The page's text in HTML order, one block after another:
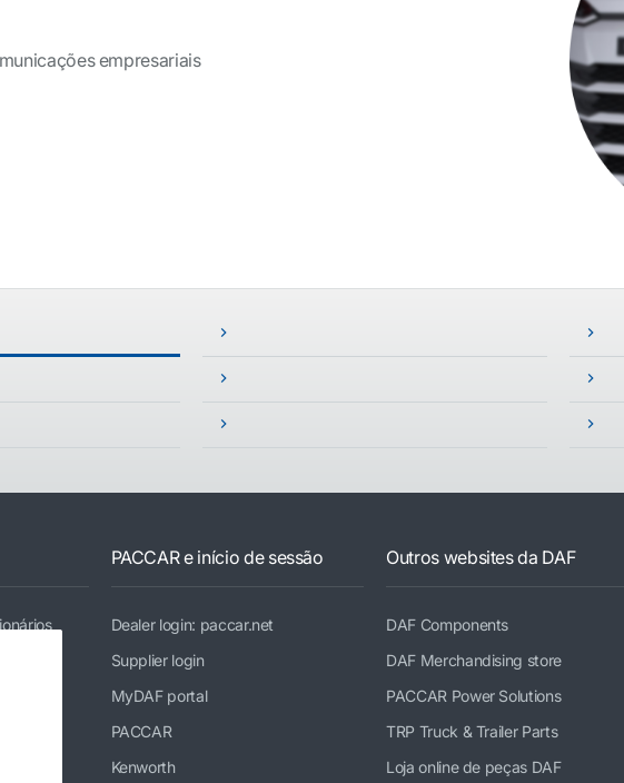
empresariais
PACCAR e início de sessão
Dealer login: paccar.net
Supplier login
MyDAF portal
PACCAR
Kenworth
Outros websites da DAF
DAF Components
DAF Merchandising store
PACCAR Power Solutions
TRP Truck & Trailer Parts
Loja online de peças DAF